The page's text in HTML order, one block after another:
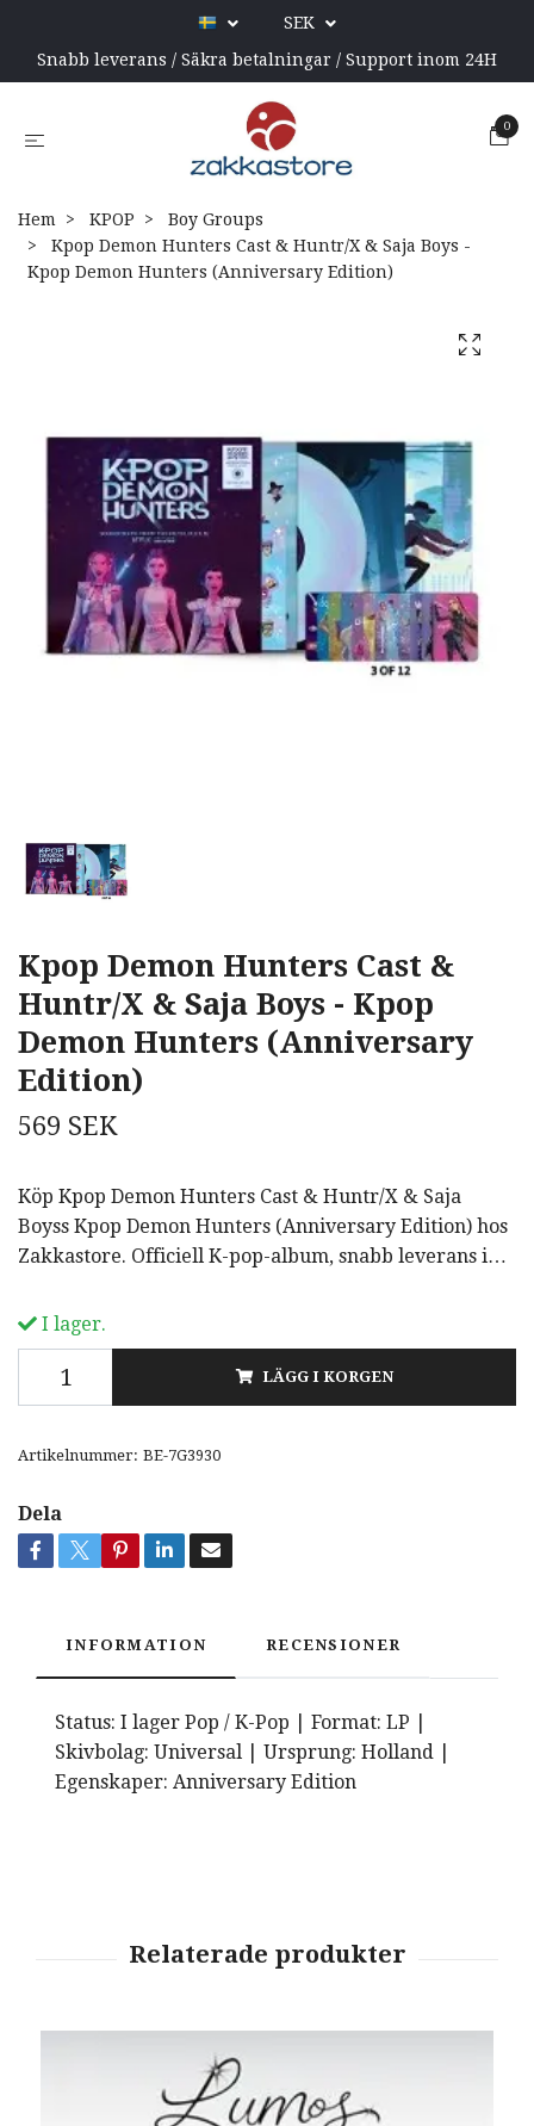
SEK
Snabb leverans / Säkra betalningar / Support inom 24H
0
Hem KPOP
Boy Groups
Kpop Demon Hunters Cast & Huntr/X & Saja Boys -
Kpop Demon Hunters (Anniversary Edition)
Kpop Demon Hunters Cast &
Huntr/X & Saja Boys - Kpop
Demon Hunters (Anniversary
Edition)
569 SEK
Köp Kpop Demon Hunters Cast & Huntr/X & Saja
Boyss Kpop Demon Hunters (Anniversary Edition) hos
Zakkastore. Officiell K-pop-album, snabb leverans i…
I lager.
LÄGG I KORGEN
Artikelnummer: BE-7G3930
Dela
INFORMATION RECENSIONER
Status: I lager Pop / K-Pop | Format: LP |
Skivbolag: Universal | Ursprung: Holland |
Egenskaper: Anniversary Edition